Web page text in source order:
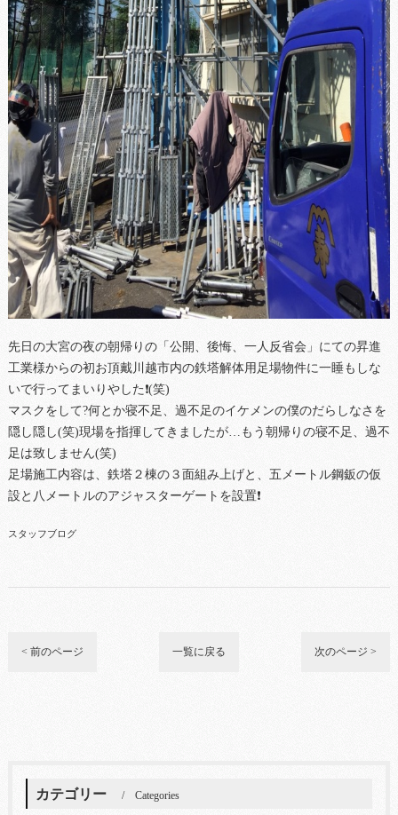
先日の大宮の夜の朝帰りの「公開、後悔、一人反省会」にての昇進
工業様からの初お頂戴川越市内の鉄塔解体用足場物件に一睡もしな
いで行ってまいりやした❗(笑)
マスクをして?何とか寝不足、過不足のイケメンの僕のだらしなさを
隠し隠し(笑)現場を指揮してきましたが…もう朝帰りの寝不足、過不
足は致しません(笑)
足場施工内容は、鉄塔２棟の３面組み上げと、五メートル鋼鈑の仮
設と八メートルのアジャスターゲートを設置❗
スタッフブログ
< 前のページ 一覧に戻る 次のページ >
カテゴリー Categories